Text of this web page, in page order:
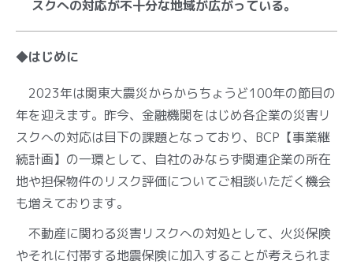
スクへの対応が不十分な地域が広がっている。
◆はじめに
2023年は関東大震災からからちょうど100年の節目の
年を迎えます。昨今、金融機関をはじめ各企業の災害リ
スクへの対応は目下の課題となっており、BCP【事業継
続計画】の一環として、自社のみならず関連企業の所在
地や担保物件のリスク評価についてご相談いただく機会
も増えております。
不動産に関わる災害リスクへの対処として、火災保険
やそれに付帯する地震保険に加入することが考えられま